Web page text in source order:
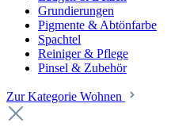
Grundierungen
Pigmente & Abtönfarbe
Spachtel
Reiniger & Pflege
Pinsel & Zubehör
Zur Kategorie Wohnen